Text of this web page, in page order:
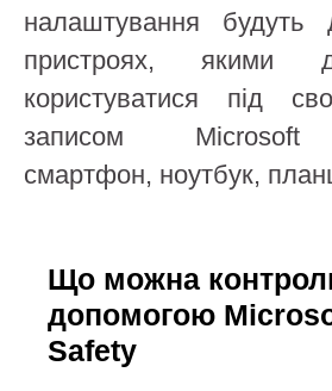
налаштування будуть
пристроях, якими
користуватися під
записом Microsoft
смартфон, ноутбук,
Що можна
допомогою
Safety